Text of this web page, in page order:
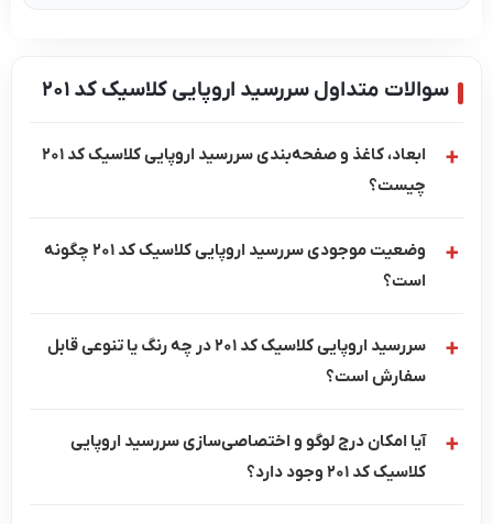
متداول سررسید اروپایی کلاسیک کد 201
ابعاد، کاغذ و صفحه‌بندی سررسید اروپایی کلاسیک کد 201
چیست؟
وضعیت موجودی سررسید اروپایی کلاسیک کد 201 چگونه
سررسید اروپایی کلاسیک کد 201 در چه رنگ یا تنوعی قابل
سفارش است؟
آیا امکان درج لوگو و اختصاصی‌سازی سررسید اروپایی
کلاسیک کد 201 وجود دارد؟